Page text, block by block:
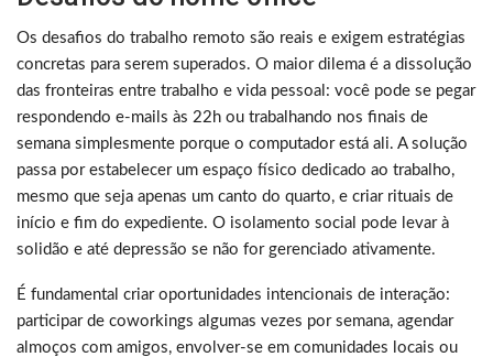
Os desafios do trabalho remoto são reais e exigem estratégias
concretas para serem superados. O maior dilema é a dissolução
das fronteiras entre trabalho e vida pessoal: você pode se pegar
respondendo e-mails às 22h ou trabalhando nos finais de
semana simplesmente porque o computador está ali. A solução
passa por estabelecer um espaço físico dedicado ao trabalho,
mesmo que seja apenas um canto do quarto, e criar rituais de
início e fim do expediente. O isolamento social pode levar à
solidão e até depressão se não for gerenciado ativamente.
É fundamental criar oportunidades intencionais de interação:
participar de coworkings algumas vezes por semana, agendar
almoços com amigos, envolver-se em comunidades locais ou